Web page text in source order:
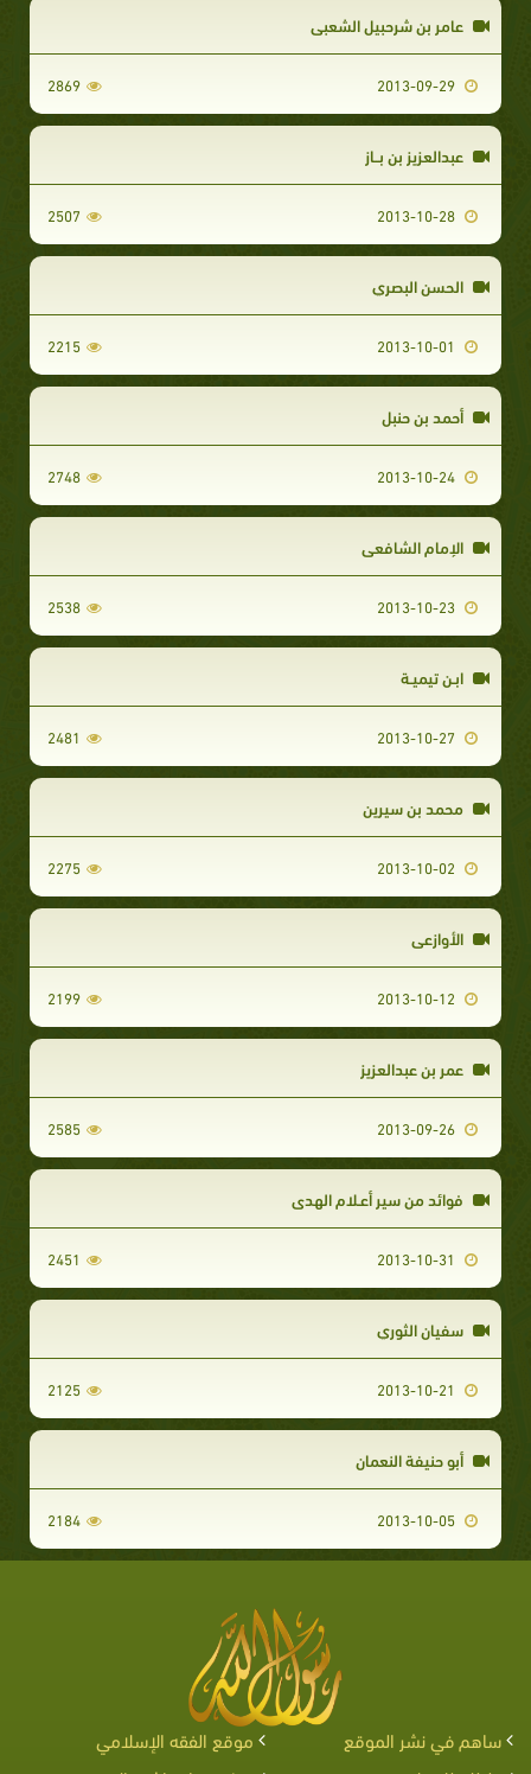
عامر بن شرحبيل الشعبي
2869
عبدالعزيز بن بــاز
2507
الحسن البصري
2215
أحمد بن حنبل
2748
الإمام الشافعي
2538
ابـن تيميـة
2481
محمد بن سيرين
2275
الأوازعي
2199
عمر بن عبدالعزيز
2585
فوائد من سير أعـلام الهدى
2451
سفيان الثوري
2125
أبو حنيفة النعمان
2184
ساهم في نشر الموقع
موقع الفقه الإسلامي